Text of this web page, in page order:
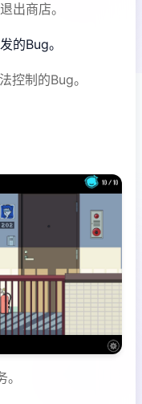
出商店。
的Bug。
控制的Bug。